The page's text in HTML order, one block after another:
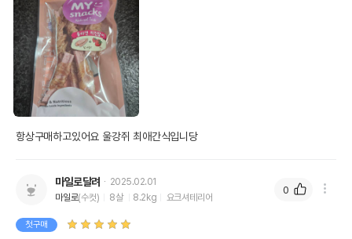
항상구매하고있어요 울강쥐 최애간식입니당
마일로달려
2025.02.01
마일로(수컷) 8살 8.2kg 요크셔테리어
첫구매
0